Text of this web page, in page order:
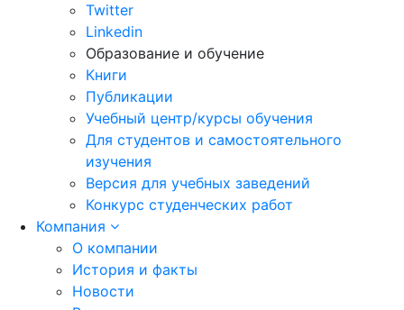
Twitter
Linkedin
Образование и обучение
Книги
Публикации
Учебный центр/курсы обучения
Для студентов и самостоятельного
изучения
Версия для учебных заведений
Конкурс студенческих работ
Компания
О компании
История и факты
Новости